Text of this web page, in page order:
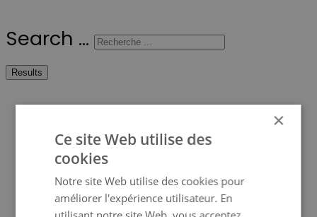
Search ...
Results
Qui sommes-nous ?
Devenez revendeur
Ma Prime Renov’
×
Ce site Web utilise des
cookies
Notre site Web utilise des cookies pour
améliorer l'expérience utilisateur. En